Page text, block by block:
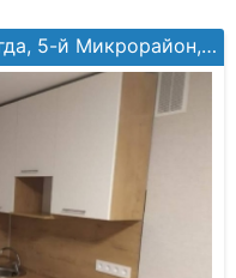
й Микрорайон, Архангельская ул, №12